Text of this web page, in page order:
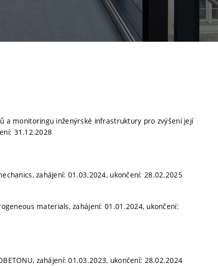
a monitoringu inženýrské infrastruktury pro zvýšení její
31.12.2028
zahájení: 01.03.2024, ukončení: 28.02.2025
materials, zahájení: 01.01.2024, ukončení:
zahájení: 01.03.2023, ukončení: 28.02.2024